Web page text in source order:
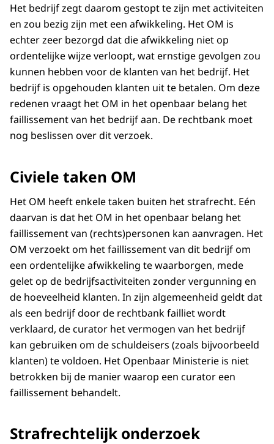
Het bedrijf zegt daarom gestopt te zijn met activiteiten
en zou bezig zijn met een afwikkeling. Het OM is
echter zeer bezorgd dat die afwikkeling niet op
ordentelijke wijze verloopt, wat ernstige gevolgen zou
kunnen hebben voor de klanten van het bedrijf. Het
bedrijf is opgehouden klanten uit te betalen. Om deze
redenen vraagt het OM in het openbaar belang het
faillissement van het bedrijf aan. De rechtbank moet
nog beslissen over dit verzoek.
Civiele taken OM
Het OM heeft enkele taken buiten het strafrecht. Eén
daarvan is dat het OM in het openbaar belang het
faillissement van (rechts)personen kan aanvragen. Het
OM verzoekt om het faillissement van dit bedrijf om
een ordentelijke afwikkeling te waarborgen, mede
gelet op de bedrijfsactiviteiten zonder vergunning en
de hoeveelheid klanten. In zijn algemeenheid geldt dat
als een bedrijf door de rechtbank failliet wordt
verklaard, de curator het vermogen van het bedrijf
kan gebruiken om de schuldeisers (zoals bijvoorbeeld
klanten) te voldoen. Het Openbaar Ministerie is niet
betrokken bij de manier waarop een curator een
faillissement behandelt.
Strafrechtelijk onderzoek